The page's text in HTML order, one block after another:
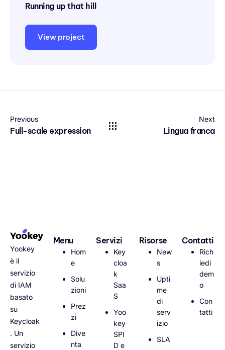
Running up that hill
View project
Previous
Full-scale expression
Next
Lingua franca
Yookey
è il
servizio
di IAM
basato
su
Keycloak
. Un
servizio
Menu
Hom
e
Solu
zioni
Prez
zi
Dive
nta
Servizi
Key
cloa
k
Saa
S
Yoo
key
SPI
D e
Risorse
New
s
Upti
me
di
serv
izio
SLA
Contatti
Rich
iedi
dem
o
Con
tatti